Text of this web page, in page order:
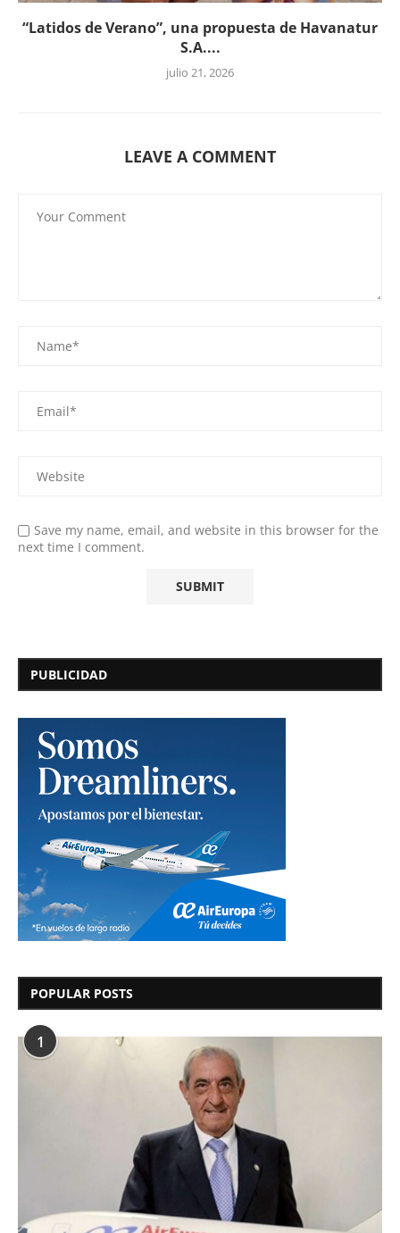
“Latidos de Verano”, una propuesta de Havanatur
S.A....
julio 21, 2026
LEAVE A COMMENT
Save my name, email, and website in this browser for the
next time I comment.
PUBLICIDAD
POPULAR POSTS
1